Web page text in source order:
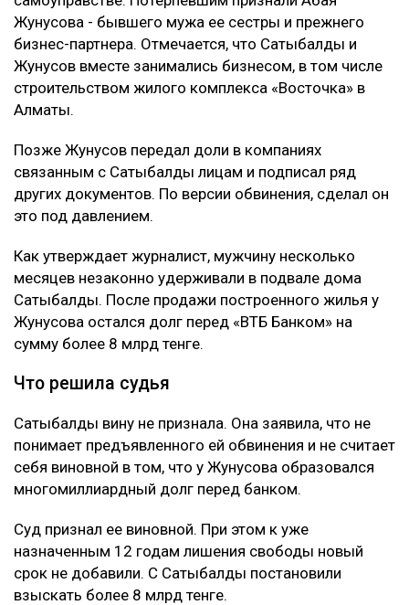
Жунусова - бывшего мужа ее сестры и прежнего
бизнес-партнера. Отмечается, что Сатыбалды и
Жунусов вместе занимались бизнесом, в том числе
строительством жилого комплекса «Восточка» в
Алматы.
Позже Жунусов передал доли в компаниях
связанным с Сатыбалды лицам и подписал ряд
других документов. По версии обвинения, сделал он
это под давлением.
Как утверждает журналист, мужчину несколько
месяцев незаконно удерживали в подвале дома
Сатыбалды. После продажи построенного жилья у
Жунусова остался долг перед «ВТБ Банком» на
сумму более 8 млрд тенге.
Что решила судья
Сатыбалды вину не признала. Она заявила, что не
понимает предъявленного ей обвинения и не считает
себя виновной в том, что у Жунусова образовался
многомиллиардный долг перед банком.
Суд признал ее виновной. При этом к уже
назначенным 12 годам лишения свободы новый
срок не добавили. С Сатыбалды постановили
взыскать более 8 млрд тенге.